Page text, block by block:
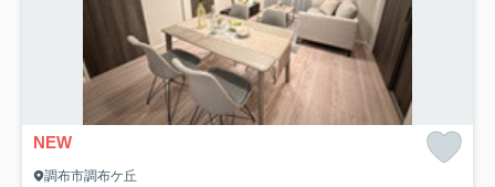
NEW
調布市調布ケ丘